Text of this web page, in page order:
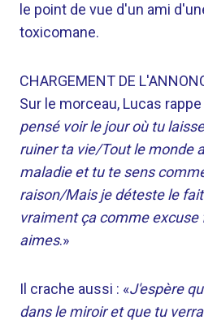
le point de vue d'un ami
toxicomane.
CHARGEMENT DE
Sur le morceau, Lucas rappe
pensé voir le jour où tu
ruiner ta vie/Tout le monde
maladie et tu te sens
raison/Mais je déteste le
vraiment ça comme excuse
aimes.»
Il crache aussi : «J'espère
dans le miroir et que tu